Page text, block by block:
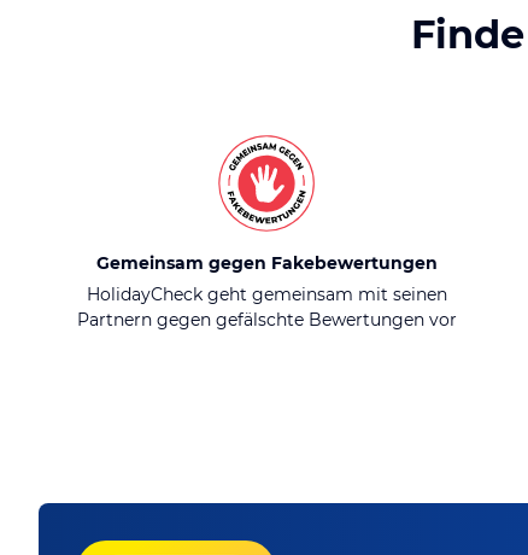
Gemeinsam gegen Fakebewertungen
HolidayCheck geht gemeinsam mit seinen
Partnern gegen gefälschte Bewertungen vor